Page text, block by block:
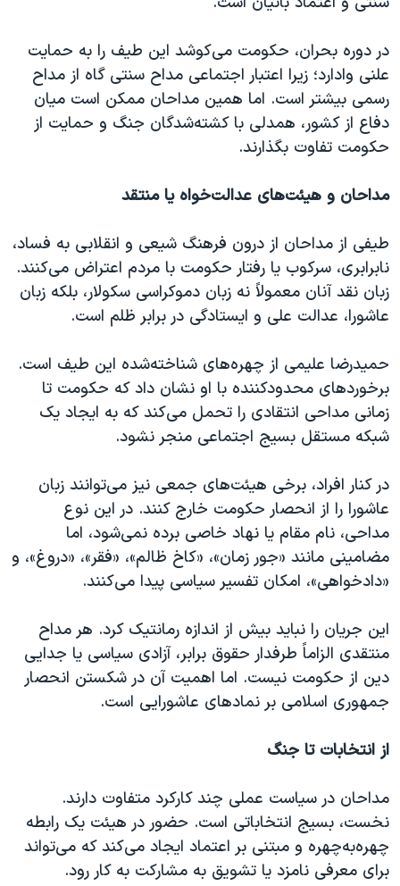
در دوره بحران، حکومت می‌کوشد این طیف را به حمایت
علنی وادارد؛ زیرا اعتبار اجتماعی مداح سنتی گاه از مداح
رسمی بیشتر است. اما همین مداحان ممکن است میان
دفاع از کشور، همدلی با کشته‌شدگان جنگ و حمایت از
حکومت تفاوت بگذارند.
مداحان و هیئت‌های عدالت‌خواه یا منتقد
طیفی از مداحان از درون فرهنگ شیعی و انقلابی به فساد،
نابرابری، سرکوب یا رفتار حکومت با مردم اعتراض می‌کنند.
زبان نقد آنان معمولاً نه زبان دموکراسی سکولار، بلکه زبان
عاشورا، عدالت علی و ایستادگی در برابر ظلم است.
حمیدرضا علیمی از چهره‌های شناخته‌شده این طیف است.
برخوردهای محدودکننده با او نشان داد که حکومت تا
زمانی مداحی انتقادی را تحمل می‌کند که به ایجاد یک
شبکه مستقل بسیج اجتماعی منجر نشود.
در کنار افراد، برخی هیئت‌های جمعی نیز می‌توانند زبان
عاشورا را از انحصار حکومت خارج کنند. در این نوع
مداحی، نام مقام یا نهاد خاصی برده نمی‌شود، اما
مضامینی مانند «جور زمان»، «کاخ ظالم»، «فقر»، «دروغ»، و
«دادخواهی»، امکان تفسیر سیاسی پیدا می‌کنند.
این جریان را نباید بیش از اندازه رمانتیک کرد. هر مداح
منتقدی الزاماً طرفدار حقوق برابر، آزادی سیاسی یا جدایی
دین از حکومت نیست. اما اهمیت آن در شکستن انحصار
جمهوری اسلامی بر نمادهای عاشورایی است.
از انتخابات تا جنگ
مداحان در سیاست عملی چند کارکرد متفاوت دارند.
نخست، بسیج انتخاباتی است. حضور در هیئت یک رابطه
چهره‌به‌چهره و مبتنی بر اعتماد ایجاد می‌کند که می‌تواند
برای معرفی نامزد یا تشویق به مشارکت به کار رود.